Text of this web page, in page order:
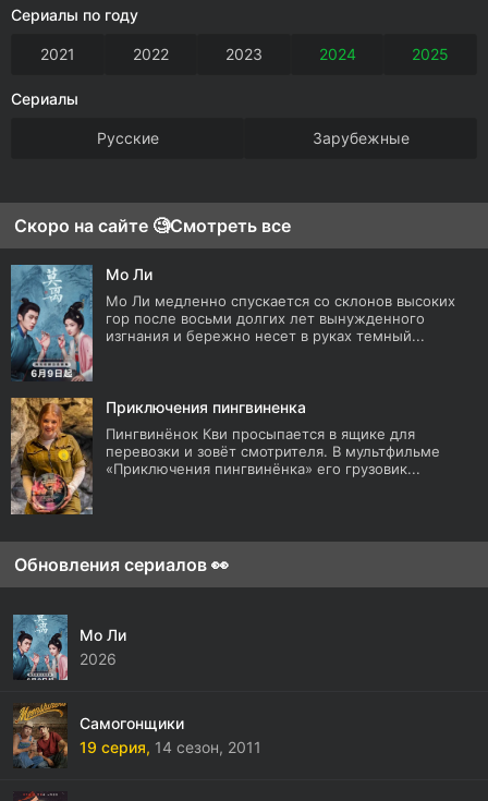
Сериалы по году
2021 2022 2023 2024 2025
Сериалы
Русские Зарубежные
Скоро на сайте 🧐Смотреть все
Мо Ли
Мо Ли медленно спускается со склонов высоких
гор после восьми долгих лет вынужденного
изгнания и бережно несет в руках темный...
Приключения пингвиненка
Пингвинёнок Кви просыпается в ящике для
перевозки и зовёт смотрителя. В мультфильме
«Приключения пингвинёнка» его грузовик...
Обновления сериалов 👀
Мо Ли
2026
Самогонщики
19 серия, 14 сезон, 2011